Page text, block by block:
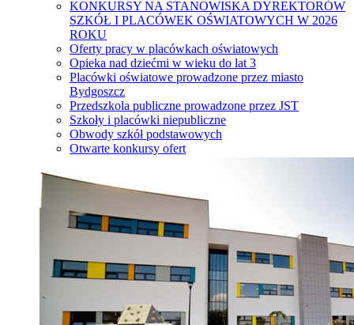
KONKURSY NA STANOWISKA DYREKTORÓW
SZKÓŁ I PLACÓWEK OŚWIATOWYCH W 2026
ROKU
Oferty pracy w placówkach oświatowych
Opieka nad dziećmi w wieku do lat 3
Placówki oświatowe prowadzone przez miasto
Bydgoszcz
Przedszkola publiczne prowadzone przez JST
Szkoły i placówki niepubliczne
Obwody szkół podstawowych
Otwarte konkursy ofert